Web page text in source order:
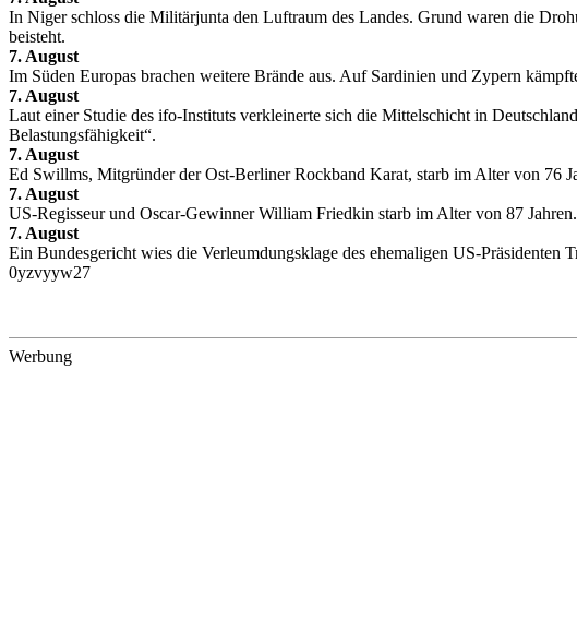
In Niger schloss die Militärjunta den Luftraum des Landes. Grund waren die
beisteht.
7. August
Im Süden Europas brachen weitere Brände aus. Auf Sardinien und Zypern
7. August
Laut einer Studie des ifo-Instituts verkleinerte sich die Mittelschicht in
Belastungsfähigkeit“.
7. August
Ed Swillms, Mitgründer der Ost-Berliner Rockband Karat, starb im Alter von 76
7. August
US-Regisseur und Oscar-Gewinner William Friedkin starb im Alter von 87
7. August
Ein Bundesgericht wies die Verleumdungsklage des ehemaligen US-
0yzvyyw27
Werbung